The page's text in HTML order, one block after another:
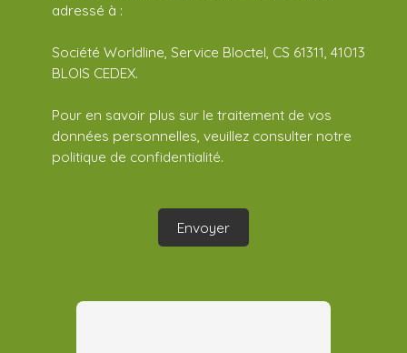
adressé à :
Société Worldline, Service Bloctel, CS 61311, 41013
BLOIS CEDEX.
Pour en savoir plus sur le traitement de vos
données personnelles, veuillez consulter notre
politique de confidentialité.
Envoyer